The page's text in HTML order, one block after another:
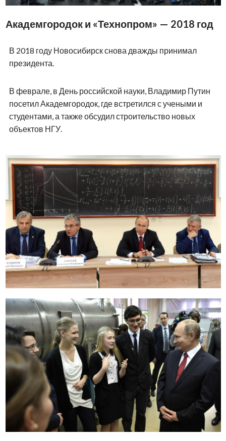
Академгородок и «Технопром» — 2018 год
В 2018 году Новосибирск снова дважды принимал
президента.
В феврале, в День российской науки, Владимир Путин
посетил Академгородок, где встретился с учеными и
студентами, а также обсудил строительство новых
объектов НГУ.